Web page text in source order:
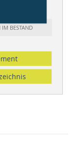
BESTAND